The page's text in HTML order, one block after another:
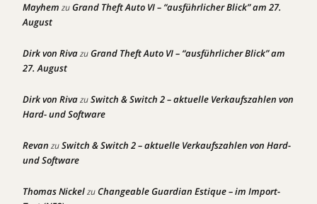
Mayhem zuGrand Theft Auto VI – “ausführlicher Blick” am 27.
August
Dirk von RivazuGrand Theft Auto VI – “ausführlicher Blick” am
27. August
Dirk von RivazuSwitch & Switch 2 – aktuelle Verkaufszahlen von
Hard- und Software
Revan zuSwitch & Switch 2 – aktuelle Verkaufszahlen von Hard-
und Software
Thomas NickelzuChangeable Guardian Estique – im Import-